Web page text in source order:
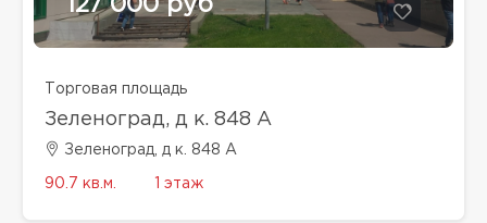
127 000 руб
Торговая площадь
Зеленоград, д к. 848 А
Зеленоград, д к. 848 А
90.7 кв.м. 1 этаж